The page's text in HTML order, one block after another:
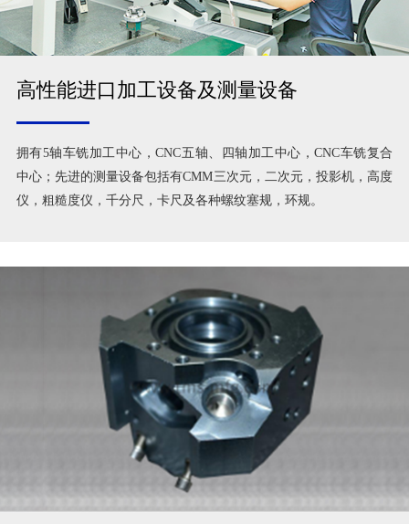
高性能进口加工设备及测量设备
拥有5轴车铣加工中心，CNC五轴、四轴加工中心，CNC车铣复合
中心；先进的测量设备包括有CMM三次元，二次元，投影机，高度
仪，粗糙度仪，千分尺，卡尺及各种螺纹塞规，环规。